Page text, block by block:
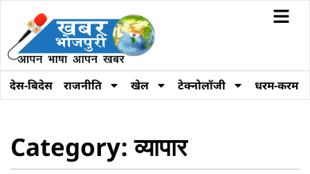
देस-बिदेस राजनीति खेल टेक्नोलॉजी धरम-करम
Category: व्यापार